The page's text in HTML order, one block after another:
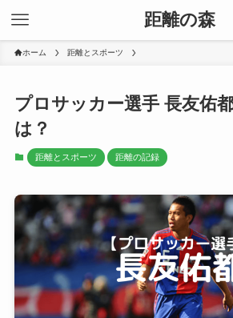
距離の森
ホーム 距離とスポーツ
プロサッカー選手 長友佑
は？
距離とスポーツ 距離の記録